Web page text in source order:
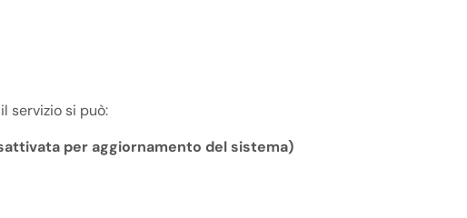
servizio si può:
per aggiornamento del sistema)